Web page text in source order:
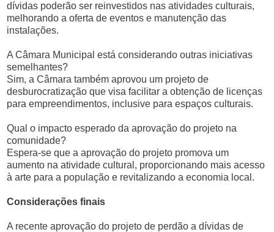
dívidas poderão ser reinvestidos nas atividades culturais,
melhorando a oferta de eventos e manutenção das
instalações.
A Câmara Municipal está considerando outras iniciativas
semelhantes?
Sim, a Câmara também aprovou um projeto de
desburocratização que visa facilitar a obtenção de licenças
para empreendimentos, inclusive para espaços culturais.
Qual o impacto esperado da aprovação do projeto na
comunidade?
Espera-se que a aprovação do projeto promova um
aumento na atividade cultural, proporcionando mais acesso
à arte para a população e revitalizando a economia local.
Considerações finais
A recente aprovação do projeto de perdão a dívidas de